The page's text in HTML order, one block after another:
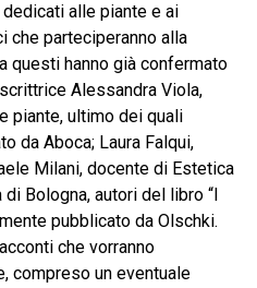
alle piante e ai
parteciperanno alla
questi hanno già confermato
Alessandra Viola,
piante, ultimo dei quali
da Aboca; Laura Falqui,
Milani, docente di Estetica
Bologna, autori del libro “I
pubblicato da Olschki.
che vorranno
compreso un eventuale